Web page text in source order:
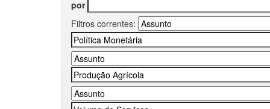
por
Filtros correntes: